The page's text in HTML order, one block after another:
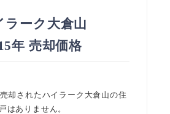
ラーク大倉山
年 売却価格
却されたハイラーク大倉山の住
戸はありません。